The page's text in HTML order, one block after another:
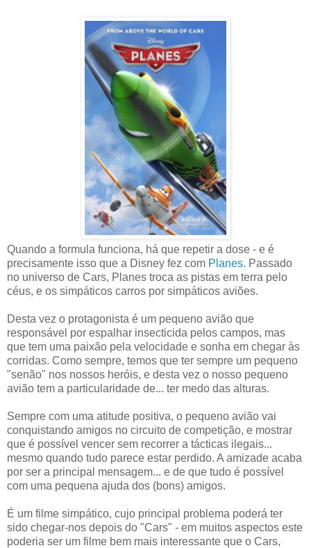
Quando a formula funciona, há que repetir a dose - e é
precisamente isso que a Disney fez com Planes. Passado
no universo de Cars, Planes troca as pistas em terra pelo
céus, e os simpáticos carros por simpáticos aviões.
Desta vez o protagonista é um pequeno avião que
responsável por espalhar insecticida pelos campos, mas
que tem uma paixão pela velocidade e sonha em chegar às
corridas. Como sempre, temos que ter sempre um pequeno
"senão" nos nossos heróis, e desta vez o nosso pequeno
avião tem a particularidade de... ter medo das alturas.
Sempre com uma atitude positiva, o pequeno avião vai
conquistando amigos no circuito de competição, e mostrar
que é possível vencer sem recorrer a tácticas ilegais...
mesmo quando tudo parece estar perdido. A amizade acaba
por ser a principal mensagem... e de que tudo é possível
com uma pequena ajuda dos (bons) amigos.
É um filme simpático, cujo principal problema poderá ter
sido chegar-nos depois do "Cars" - em muitos aspectos este
poderia ser um filme bem mais interessante que o Cars,